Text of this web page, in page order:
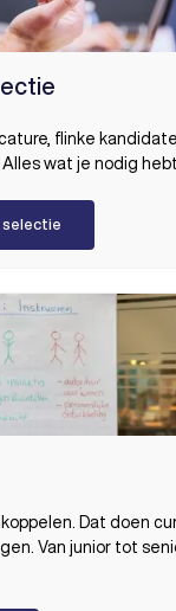
flinke
wat je nodig
selectie
Dat doen
Van junior tot